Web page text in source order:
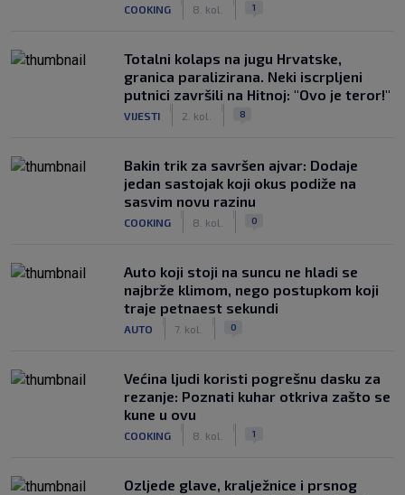
COOKING 8. kol. 1
Totalni kolaps na jugu Hrvatske,
granica paralizirana. Neki iscrpljeni
putnici završili na Hitnoj: "Ovo je teror!"
VIJESTI 2. kol. 8
Bakin trik za savršen ajvar: Dodaje
jedan sastojak koji okus podiže na
sasvim novu razinu
COOKING 8. kol. 0
Auto koji stoji na suncu ne hladi se
najbrže klimom, nego postupkom koji
traje petnaest sekundi
AUTO 7. kol. 0
Većina ljudi koristi pogrešnu dasku za
rezanje: Poznati kuhar otkriva zašto se
kune u ovu
COOKING 8. kol. 1
Ozljede glave, kralježnice i prsnog